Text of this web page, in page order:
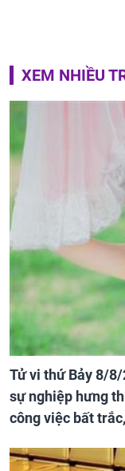
XEM NHIỀU
Tử vi thứ Bảy 8/8/
sự nghiệp hưng
công việc bất